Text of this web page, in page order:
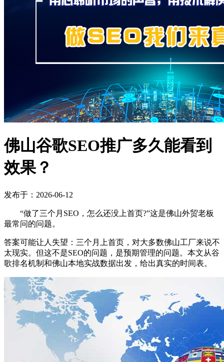
佛山谷歌SEO推广多久能看到
效果？
发布于：2026-06-12
“做了三个月SEO，怎么还没上首页?”这是佛山外贸老板
最常问的问题。
答案可能让人失望：三个月上首页，对大多数佛山工厂来说不
太现实。但这不是SEO的问题，是预期管理的问题。本文从谷
歌排名机制和佛山本地实战数据出发，给出真实的时间表。